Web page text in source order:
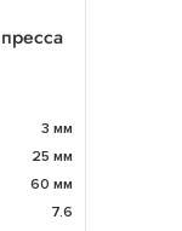
3 мм
25 мм
60 мм
7.6